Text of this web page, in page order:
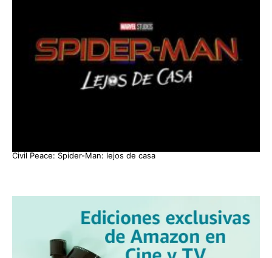
Civil Peace: Spider-Man: lejos de casa